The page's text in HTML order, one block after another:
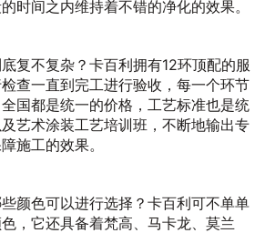
时间之内维持着不错的净化的效果。
复不复杂？卡百利拥有12环顶配的服
查一直到完工进行验收，每一个环节
国都是统一的价格，工艺标准也是统
艺术涂装工艺培训班，不断地输出专
施工的效果。
颜色可以进行选择？卡百利可不单单
，它还具备着梵高、马卡龙、莫兰